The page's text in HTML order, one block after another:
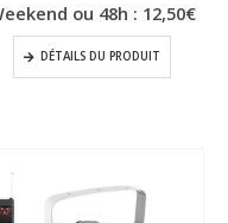
ou 48h : 12,50€
DÉTAILS DU PRODUIT